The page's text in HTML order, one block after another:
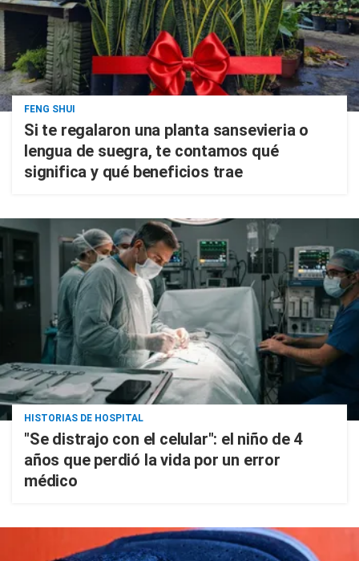
FENG SHUI
Si te regalaron una planta sansevieria o
lengua de suegra, te contamos qué
significa y qué beneficios trae
HISTORIAS DE HOSPITAL
"Se distrajo con el celular": el niño de 4
años que perdió la vida por un error
médico